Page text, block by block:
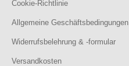
Cookie-Richtlinie
Allgemeine Geschäftsbedingungen
Widerrufsbelehrung & -formular
Versandkosten